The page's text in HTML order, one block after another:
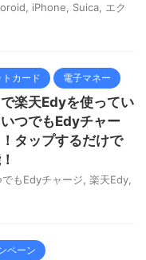
iPhone Suica
エク
カード 電子マネー
楽天Edyを使ってい
つでもEdyチャー
タップするだけで
でもEdyチャージ 楽天Edy
ペーン